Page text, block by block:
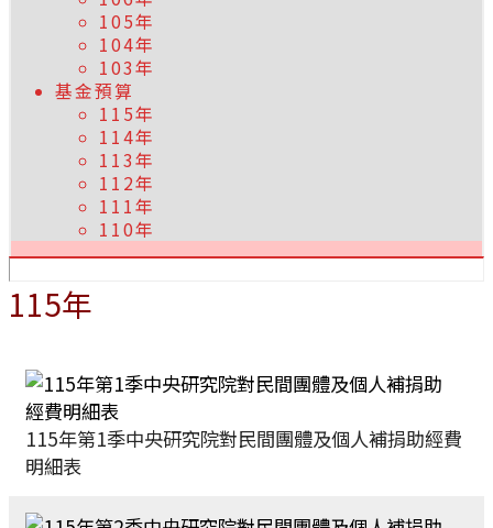
105年
104年
103年
基金預算
115年
114年
113年
112年
111年
110年
115年
115年第1季中央研究院對民間團體及個人補捐助經費
明細表